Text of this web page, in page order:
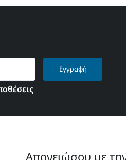
Εγγραφή
Απογειώσου με